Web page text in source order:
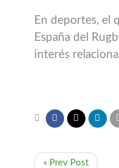
En deportes, el
España del
interés
« Prev Post